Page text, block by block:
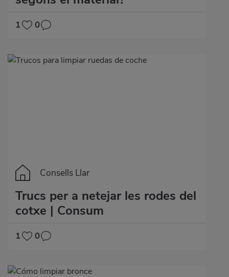
1 0
Consells Llar
Trucs per a netejar les rodes del
cotxe | Consum
1 0